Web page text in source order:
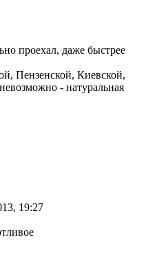
проехал, даже быстрее
Пензенской, Киевской,
- натуральная
19:27